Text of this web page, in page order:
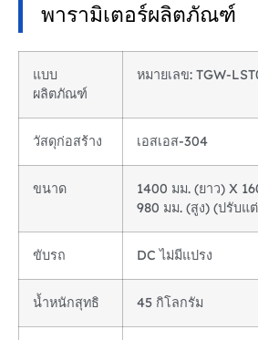
พารามิเตอร์ผลิตภัณฑ์
แบบ
ผลิตภัณฑ์
หมายเลข: TGW-
วัสดุก่อสร้าง เอสเอส-304
ขนาด
1400 มม. (ยาว) X
980 มม. (สูง) (ปรับแ
ขับรถ DC ไม่มีแปรง
น้ำหนักสุทธิ 45 กิโลกรัม